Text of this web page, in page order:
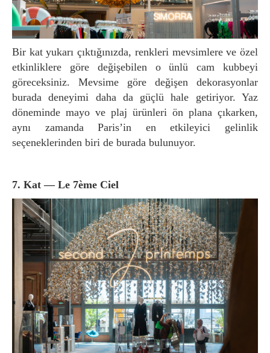
Bir kat yukarı çıktığınızda, renkleri mevsimlere ve özel
etkinliklere göre değişebilen o ünlü cam kubbeyi
göreceksiniz. Mevsime göre değişen dekorasyonlar
burada deneyimi daha da güçlü hale getiriyor. Yaz
döneminde mayo ve plaj ürünleri ön plana çıkarken,
aynı zamanda Paris’in en etkileyici gelinlik
seçeneklerinden biri de burada bulunuyor.
7. Kat — Le 7ème Ciel